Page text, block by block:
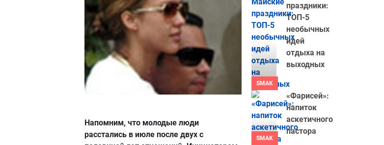
Напомним, что молодые люди
расстались в июле после двух с
SMAK
праздники:
ТОП-5
необычных
идей
отдыха на
выходных
SMAK
«Фарисей»:
напиток
аскетичного
пастора